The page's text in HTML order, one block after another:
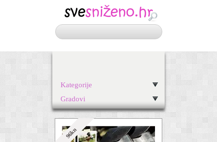
Kategorije
Gradovi
96kn